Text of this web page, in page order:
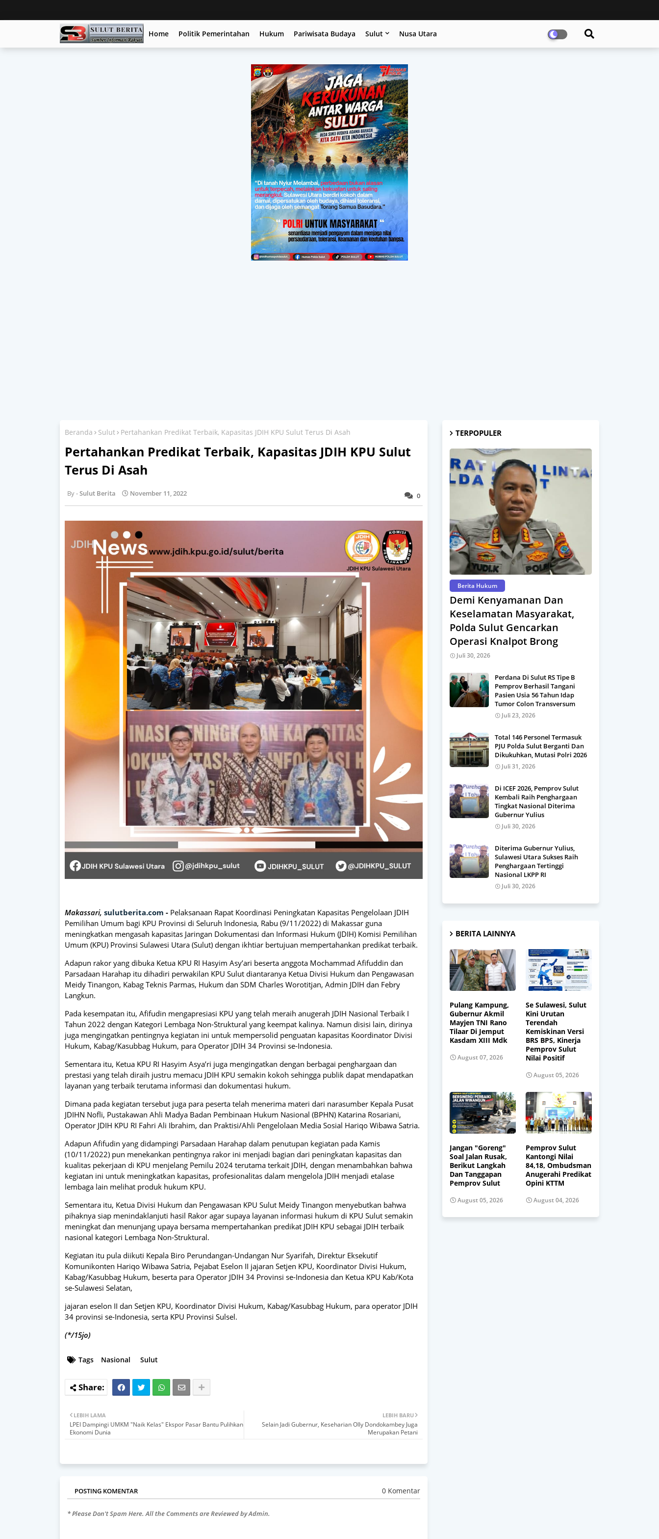
Home Politik Pemerintahan Hukum Pariwisata Budaya Sulut Nusa Utara
Beranda Sulut Pertahankan Predikat Terbaik, Kapasitas JDIH KPU Sulut Terus Di Asah
Pertahankan Predikat Terbaik, Kapasitas JDIH KPU Sulut
Terus Di Asah
0
Sulut Berita November 11, 2022
Makassari, sulutberita.com - Pelaksanaan Rapat Koordinasi Peningkatan Kapasitas Pengelolaan JDIH
Pemilihan Umum bagi KPU Provinsi di Seluruh Indonesia, Rabu (9/11/2022) di Makassar guna
meningkatkan mengasah kapasitas Jaringan Dokumentasi dan Informasi Hukum (JDIH) Komisi Pemilihan
Umum (KPU) Provinsi Sulawesi Utara (Sulut) dengan ikhtiar bertujuan mempertahankan predikat terbaik.
Adapun rakor yang dibuka Ketua KPU RI Hasyim Asy’ari beserta anggota Mochammad Afifuddin dan
Parsadaan Harahap itu dihadiri perwakilan KPU Sulut diantaranya Ketua Divisi Hukum dan Pengawasan
Meidy Tinangon, Kabag Teknis Parmas, Hukum dan SDM Charles Worotitjan, Admin JDIH dan Febry
Langkun.
Pada kesempatan itu, Afifudin mengapresiasi KPU yang telah meraih anugerah JDIH Nasional Terbaik I
Tahun 2022 dengan Kategori Lembaga Non-Struktural yang keempat kalinya. Namun disisi lain, dirinya
juga mengingatkan pentingnya kegiatan ini untuk mempersolid penguatan kapasitas Koordinator Divisi
Hukum, Kabag/Kasubbag Hukum, para Operator JDIH 34 Provinsi se-Indonesia.
Sementara itu, Ketua KPU RI Hasyim Asya’ri juga mengingatkan dengan berbagai penghargaan dan
prestasi yang telah diraih justru memacu JDIH KPU semakin kokoh sehingga publik dapat mendapatkan
layanan yang terbaik terutama informasi dan dokumentasi hukum.
Dimana pada kegiatan tersebut juga para peserta telah menerima materi dari narasumber Kepala Pusat
JDIHN Nofli, Pustakawan Ahli Madya Badan Pembinaan Hukum Nasional (BPHN) Katarina Rosariani,
Operator JDIH KPU RI Fahri Ali Ibrahim, dan Praktisi/Ahli Pengelolaan Media Sosial Hariqo Wibawa Satria.
Adapun Afifudin yang didampingi Parsadaan Harahap dalam penutupan kegiatan pada Kamis
(10/11/2022) pun menekankan pentingnya rakor ini menjadi bagian dari peningkatan kapasitas dan
kualitas pekerjaan di KPU menjelang Pemilu 2024 terutama terkait JDIH, dengan menambahkan bahwa
kegiatan ini untuk meningkatkan kapasitas, profesionalitas dalam mengelola JDIH menjadi etalase
lembaga lain melihat produk hukum KPU.
Sementara itu, Ketua Divisi Hukum dan Pengawasan KPU Sulut Meidy Tinangon menyebutkan bahwa
pihaknya siap menindaklanjuti hasil Rakor agar supaya layanan informasi hukum di KPU Sulut semakin
meningkat dan menunjang upaya bersama mempertahankan predikat JDIH KPU sebagai JDIH terbaik
nasional kategori Lembaga Non-Struktural.
Kegiatan itu pula diikuti Kepala Biro Perundangan-Undangan Nur Syarifah, Direktur Eksekutif
Komunikonten Hariqo Wibawa Satria, Pejabat Eselon II jajaran Setjen KPU, Koordinator Divisi Hukum,
Kabag/Kasubbag Hukum, beserta para Operator JDIH 34 Provinsi se-Indonesia dan Ketua KPU Kab/Kota
se-Sulawesi Selatan,
jajaran eselon II dan Setjen KPU, Koordinator Divisi Hukum, Kabag/Kasubbag Hukum, para operator JDIH
34 provinsi se-Indonesia, serta KPU Provinsi Sulsel.
(*/15jo)
Tags Nasional Sulut
LEBIH BARU
Selain Jadi Gubernur, Keseharian Olly Dondokambey Juga
Merupakan Petani
LEBIH LAMA
LPEI Dampingi UMKM "Naik Kelas" Ekspor Pasar Bantu Pulihkan
Ekonomi Dunia
POSTING KOMENTAR 0 Komentar
* Please Don't Spam Here. All the Comments are Reviewed by Admin.
TERPOPULER
Berita Hukum
Demi Kenyamanan Dan
Keselamatan Masyarakat,
Polda Sulut Gencarkan
Operasi Knalpot Brong
Juli 30, 2026
Perdana Di Sulut RS Tipe B
Pemprov Berhasil Tangani
Pasien Usia 56 Tahun Idap
Tumor Colon Transversum
Juli 23, 2026
Total 146 Personel Termasuk
PJU Polda Sulut Berganti Dan
Dikukuhkan, Mutasi Polri 2026
Juli 31, 2026
Di ICEF 2026, Pemprov Sulut
Kembali Raih Penghargaan
Tingkat Nasional Diterima
Gubernur Yulius
Juli 30, 2026
Diterima Gubernur Yulius,
Sulawesi Utara Sukses Raih
Penghargaan Tertinggi
Nasional LKPP RI
Juli 30, 2026
BERITA LAINNYA
Pulang Kampung,
Gubernur Akmil
Mayjen TNI Rano
Tilaar Di Jemput
Kasdam XIII Mdk
August 07, 2026
Se Sulawesi, Sulut
Kini Urutan
Terendah
Kemiskinan Versi
BRS BPS, Kinerja
Pemprov Sulut
Nilai Positif
August 05, 2026
Jangan "Goreng"
Soal Jalan Rusak,
Berikut Langkah
Dan Tanggapan
Pemprov Sulut
August 05, 2026
Pemprov Sulut
Kantongi Nilai
84,18, Ombudsman
Anugerahi Predikat
Opini KTTM
August 04, 2026